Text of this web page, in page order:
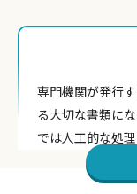
専門機関が発行
る大切な書類に
では人工的な処
ものであれば査